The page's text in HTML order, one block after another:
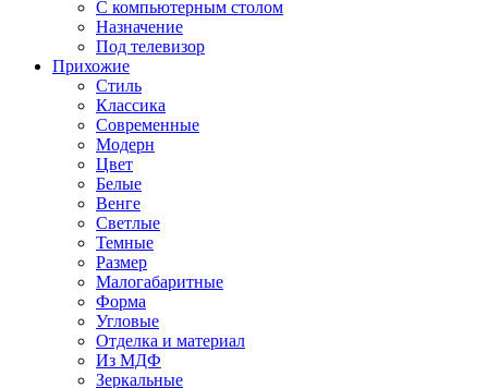
С компьютерным столом
Назначение
Под телевизор
Прихожие
Стиль
Классика
Современные
Модерн
Цвет
Белые
Венге
Светлые
Темные
Размер
Малогабаритные
Форма
Угловые
Отделка и материал
Из МДФ
Зеркальные